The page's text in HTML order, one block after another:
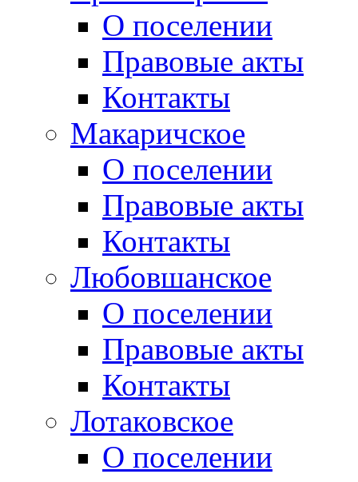
О поселении
Правовые акты
Контакты
Макаричское
О поселении
Правовые акты
Контакты
Любовшанское
О поселении
Правовые акты
Контакты
Лотаковское
О поселении